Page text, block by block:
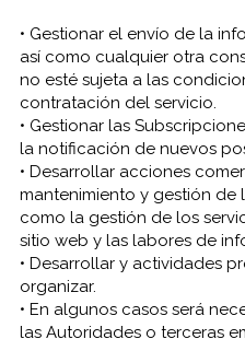
• Gestionar el envío de la
así como cualquier otra
no esté sujeta a las
contratación del servicio.
• Gestionar las
la notificación de nuevos
• Desarrollar acciones
mantenimiento y gestión de
como la gestión de los
sitio web y las labores de
• Desarrollar y actividades
organizar.
• En algunos casos será
las Autoridades o terceras